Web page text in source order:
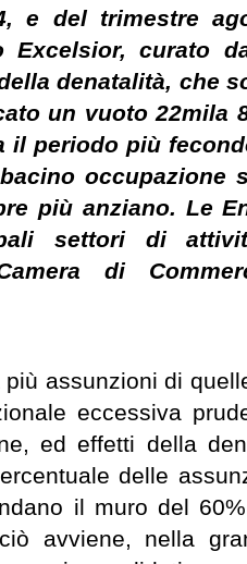
e del trimestre
Excelsior, curato
denatalità, che
un vuoto 22mila
il periodo più
occupazione
più anziano. Le
settori di
di
assunzioni di
eccessiva
ed effetti della
delle
il muro del
avviene, nella